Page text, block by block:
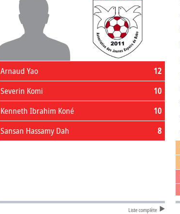
12
Arnaud Yao
10
Severin Komi
10
Kenneth Ibrahim Koné
8
Sansan Hassamy Dah
Liste complète